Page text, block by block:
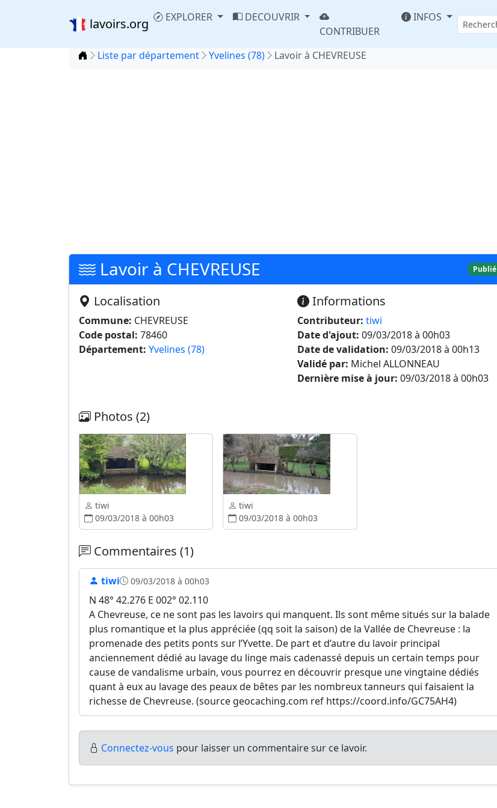
lavoirs.org EXPLORER
DECOUVRIR
CONTRIBUER
INFOS
Accueil
Liste par département Yvelines (78) Lavoir à CHEVREUSE
Lavoir à CHEVREUSE Publié
Localisation
Commune: CHEVREUSE
Code postal: 78460
Département: Yvelines (78)
Informations
Contributeur: tiwi
Date d'ajout: 09/03/2018 à 00h03
Date de validation: 09/03/2018 à 00h13
Validé par: Michel ALLONNEAU
Dernière mise à jour: 09/03/2018 à 00h03
Photos (2)
tiwi
09/03/2018 à 00h03
tiwi
09/03/2018 à 00h03
Commentaires (1)
tiwi 09/03/2018 à 00h03
N 48° 42.276 E 002° 02.110
A Chevreuse, ce ne sont pas les lavoirs qui manquent. Ils sont même situés sur la balade
plus romantique et la plus appréciée (qq soit la saison) de la Vallée de Chevreuse : la
promenade des petits ponts sur l’Yvette. De part et d’autre du lavoir principal
anciennement dédié au lavage du linge mais cadenassé depuis un certain temps pour
cause de vandalisme urbain, vous pourrez en découvrir presque une vingtaine dédiés
quant à eux au lavage des peaux de bêtes par les nombreux tanneurs qui faisaient la
richesse de Chevreuse. (source geocaching.com ref https://coord.info/GC75AH4)
Connectez-vous pour laisser un commentaire sur ce lavoir.